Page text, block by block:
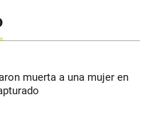
muerta a una mujer en